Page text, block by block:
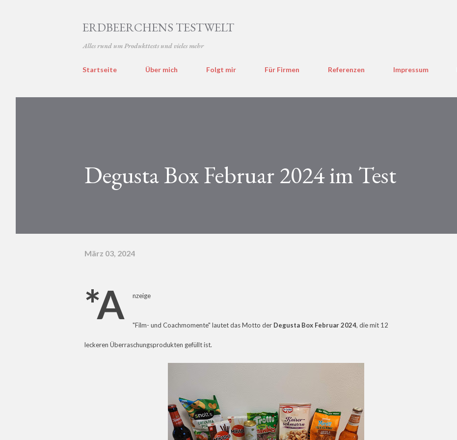
ERDBEERCHENS TESTWELT
Alles rund um Produkttests und vieles mehr
Startseite Über mich Folgt mir Für Firmen Referenzen Impressum
Degusta Box Februar 2024 im Test
März 03, 2024
*A nzeige
"Film- und Coachmomente" lautet das Motto der Degusta Box Februar 2024, die mit 12
leckeren Überraschungsprodukten gefüllt ist.